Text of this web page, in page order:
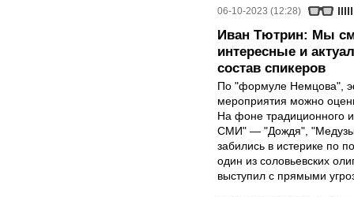
06-10-2023 (12:28)
Иван Тютрин: Мы
интересные и
состав спикеров
По "формуле Немцова",
мероприятия можно
На фоне традиционного
СМИ" — "Дождя",
забились в истерике по
один из соловьевских
выступил с прямыми